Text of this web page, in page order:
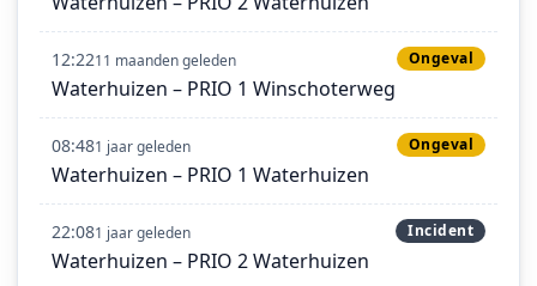
12:2211 maanden geleden Ongeval
Waterhuizen – PRIO 1 Winschoterweg
08:481 jaar geleden Ongeval
Waterhuizen – PRIO 1 Waterhuizen
22:081 jaar geleden Incident
Waterhuizen – PRIO 2 Waterhuizen